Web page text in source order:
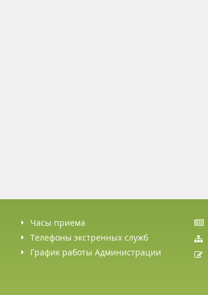
Часы приема
Телефоны экстренных служб
График работы Администрации